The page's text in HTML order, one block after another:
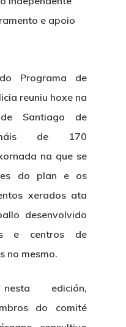
e apoio
Programa de
reuniu hoxe na
Santiago de
de 170
na que se
do plan e os
xerados ata
desenvolvido
e centros de
no mesmo.
edición,
do comité